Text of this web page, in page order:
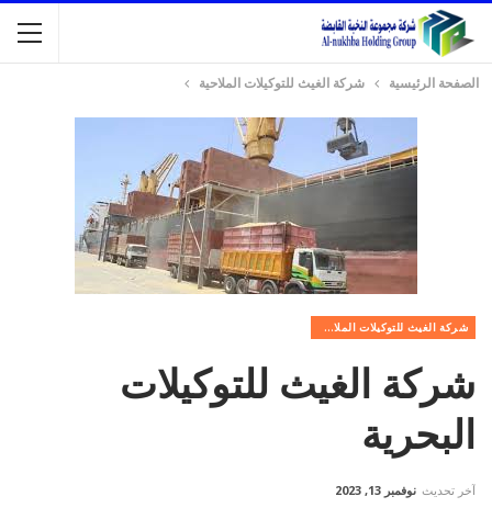
الصفحة الرئيسية شركة الغيث للتوكيلات الملاحية
شركة الغيث للتوكيلات الملاحية
شركة الغيث للتوكيلات
البحرية
آخر تحديث نوفمبر 13, 2023